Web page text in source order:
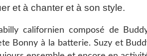
et à chanter et à son style.
californien composé de
Bonny à la batterie. Suzy et